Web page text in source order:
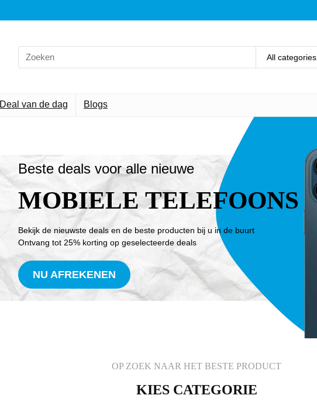
All categories
Deal van de dag Blogs
Beste deals voor alle nieuwe
MOBIELE TELEFOONS
Bekijk de nieuwste deals en de beste producten bij u in de buurt
Ontvang tot 25% korting op geselecteerde deals
NU AFREKENEN
OP ZOEK NAAR HET BESTE PRODUCT
KIES CATEGORIE